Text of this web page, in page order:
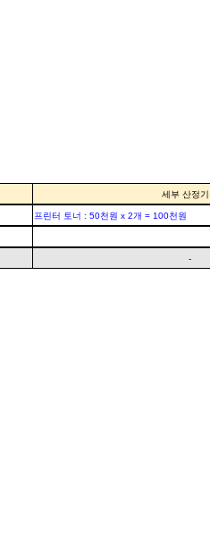
세부 산정
프린터 토너 : 50천원 x 2개 = 100천원
-